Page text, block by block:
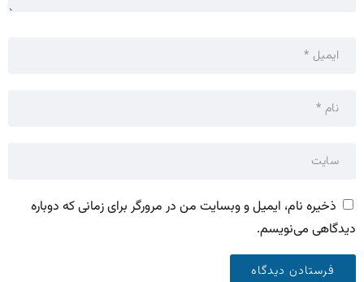
ذخیره نام، ایمیل و وبسایت من در مرورگر برای زمانی که دوباره
دیدگاهی می‌نویسم.